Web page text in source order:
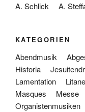
A. Schlick
A.
KATEGORIEN
Abendmusik
Historia
Lamentation
Masques
Messe
Organistenmusiken